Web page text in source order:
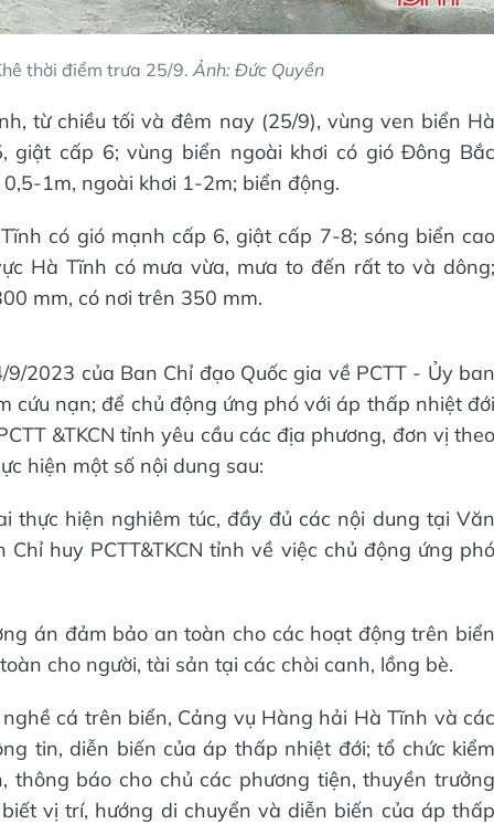
thời điểm trưa 25/9. Ảnh: Đức Quyền
từ chiều tối và đêm nay (25/9), vùng ven biển Hà
cấp 6; vùng biển ngoài khơi có gió Đông Bắc
1m, ngoài khơi 1-2m; biển động.
có gió mạnh cấp 6, giật cấp 7-8; sóng biển cao
Hà Tĩnh có mưa vừa, mưa to đến rất to và dông;
mm, có nơi trên 350 mm.
2023 của Ban Chỉ đạo Quốc gia về PCTT - Ủy ban
cứu nạn; để chủ động ứng phó với áp thấp nhiệt đới
&TKCN tỉnh yêu cầu các địa phương, đơn vị theo
hiện một số nội dung sau:
thực hiện nghiêm túc, đầy đủ các nội dung tại Văn
huy PCTT&TKCN tỉnh về việc chủ động ứng phó
án đảm bảo an toàn cho các hoạt động trên biển
cho người, tài sản tại các chòi canh, lồng bè.
cá trên biển, Cảng vụ Hàng hải Hà Tĩnh và các
tin, diễn biến của áp thấp nhiệt đới; tổ chức kiểm
báo cho chủ các phương tiện, thuyền trưởng
vị trí, hướng di chuyển và diễn biến của áp thấp